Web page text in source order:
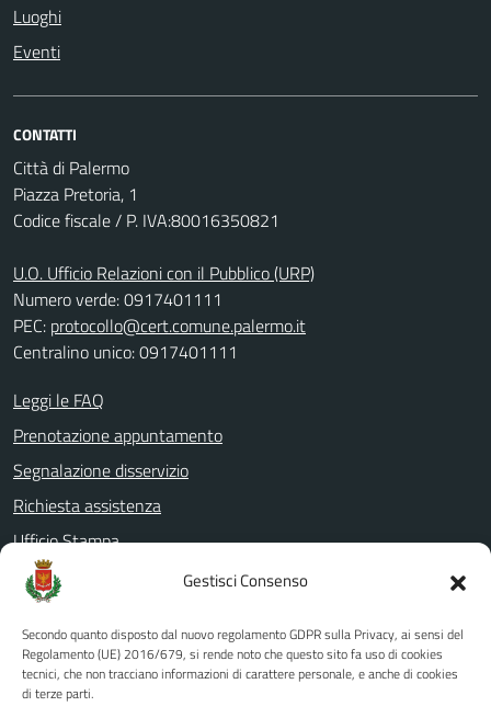
Gestisci Consenso
Secondo quanto disposto dal nuovo regolamento GDPR sulla Privacy, ai sensi del
Regolamento (UE) 2016/679, si rende noto che questo sito fa uso di cookies
tecnici, che non tracciano informazioni di carattere personale, e anche di cookies
di terze parti.
Luoghi
Eventi
CONTATTI
Città di Palermo
Piazza Pretoria, 1
Codice fiscale / P. IVA:80016350821
U.O. Ufficio Relazioni con il Pubblico (URP)
Numero verde: 0917401111
PEC: protocollo@cert.comune.palermo.it
Centralino unico: 0917401111
Leggi le FAQ
Prenotazione appuntamento
Segnalazione disservizio
Richiesta assistenza
Ufficio Stampa
Amministrazione Trasparente
Albo pretorio
Informativa privacy
Note legali